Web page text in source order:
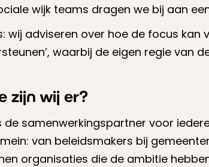
wijk teams dragen we bij aan
wij adviseren over hoe de focus kan
waarbij de eigen regie van
zijn wij er?
de samenwerkingspartner voor
van beleidsmakers bij
organisaties die de ambitie